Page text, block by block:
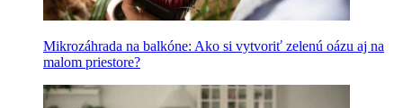
Mikrozáhrada na balkóne: Ako si vytvoriť zelenú oázu aj na
malom priestore?